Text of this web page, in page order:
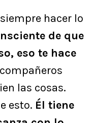
hacer lo
de que
eso te hace
las cosas.
esto. Él tiene